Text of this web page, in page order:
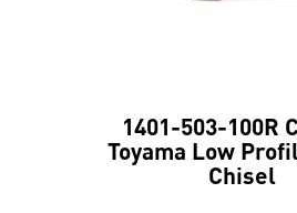
1401-503-100R
Toyama Low
Chisel